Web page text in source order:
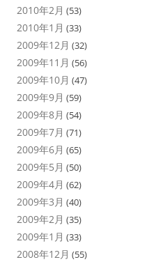
2010年2月 (53)
2010年1月 (33)
2009年12月 (32)
2009年11月 (56)
2009年10月 (47)
2009年9月 (59)
2009年8月 (54)
2009年7月 (71)
2009年6月 (65)
2009年5月 (50)
2009年4月 (62)
2009年3月 (40)
2009年2月 (35)
2009年1月 (33)
2008年12月 (55)